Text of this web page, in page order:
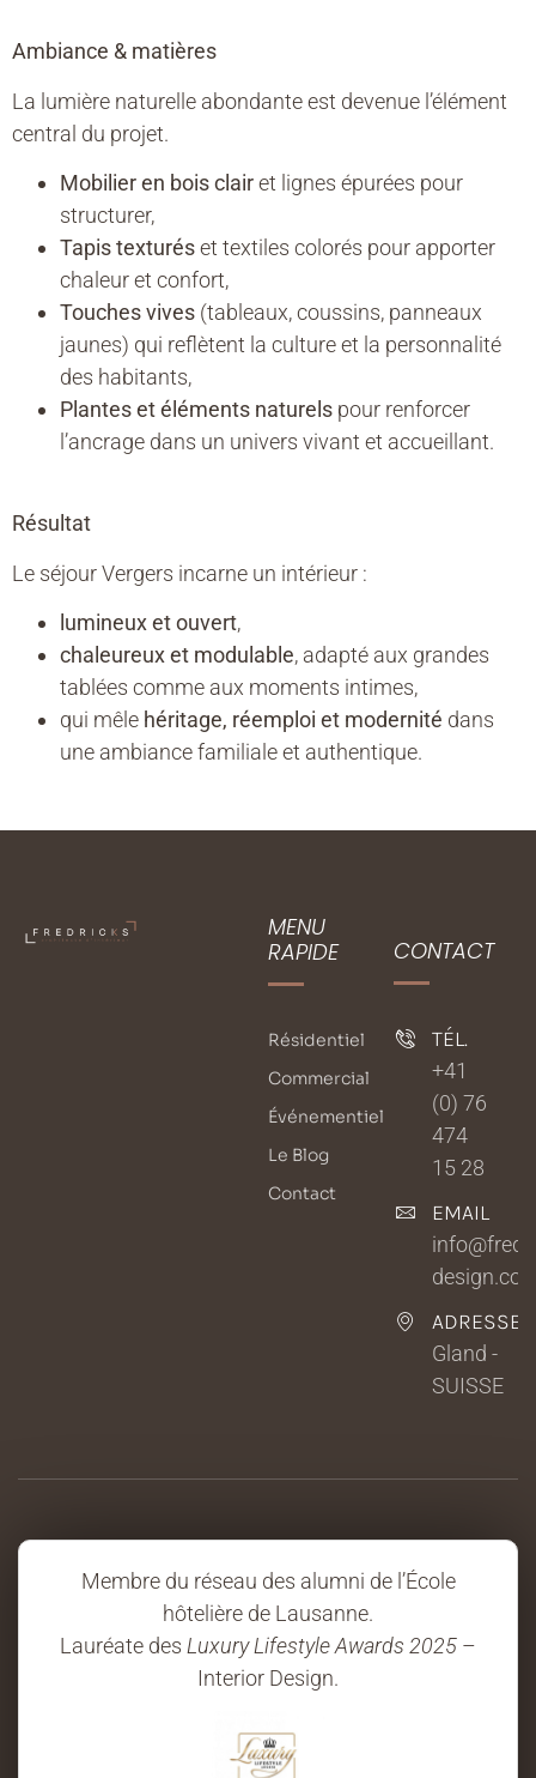
Ambiance & matières
La lumière naturelle abondante est devenue l’élément
central du projet.
Mobilier en bois clairet lignes épurées pour
structurer,
Tapis texturéset textiles colorés pour apporter
chaleur et confort,
Touches vives (tableaux, coussins, panneaux
jaunes) qui reflètent la culture et la personnalité
des habitants,
Plantes et éléments naturels pour renforcer
l’ancrage dans un univers vivant et accueillant.
Résultat
Le séjour Vergers incarne un intérieur :
lumineux et ouvert,
chaleureux et modulable, adapté aux grandes
tablées comme aux moments intimes,
qui mêle héritage, réemploi et modernité dans
une ambiance familiale et authentique.
MENU
RAPIDE
Résidentiel
Commercial
Événementiel
Le Blog
Contact
CONTACT
TÉL.
+41
(0) 76
474
15 28
EMAIL
ADRESSE
Gland -
SUISSE
Membre du réseau des alumni de l’École
hôtelière de Lausanne.
Lauréate des Luxury Lifestyle Awards 2025 –
Interior Design.